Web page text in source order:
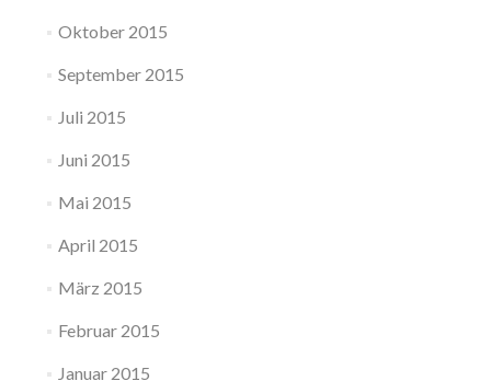
Oktober 2015
September 2015
Juli 2015
Juni 2015
Mai 2015
April 2015
März 2015
Februar 2015
Januar 2015